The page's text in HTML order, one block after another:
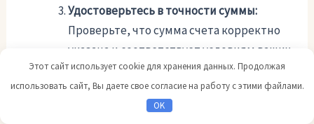
Удостоверьтесь в точности суммы:
Проверьте, что сумма счета корректно
указана и соответствует условиям ваших
договоров с поставщиком.
Акцептуйте счет простыми словами:
Подпись акцептного письма должна быть
Этот сайт использует cookie для хранения данных. Продолжая
использовать сайт, Вы даете свое согласие на работу с этими файлами.
OK